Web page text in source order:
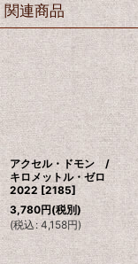
関連商品
アクセル・ドモン /
キロメットル・ゼロ
2022 [2185]
3,780円(税別)
(税込: 4,158円)